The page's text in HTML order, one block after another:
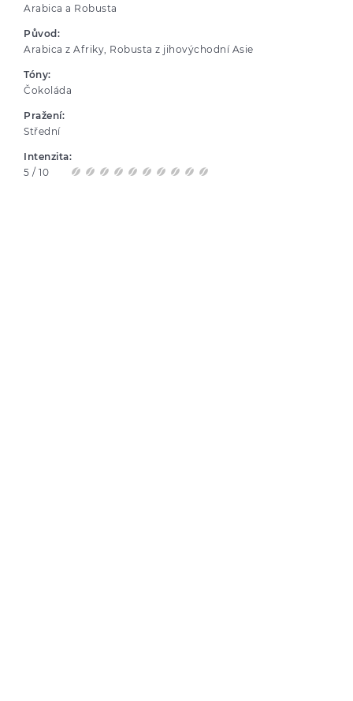
Arabica a Robusta
Původ:
Arabica z Afriky, Robusta z jihovýchodní Asie
Tóny:
Čokoláda
Pražení:
Střední
Intenzita:
5 / 10